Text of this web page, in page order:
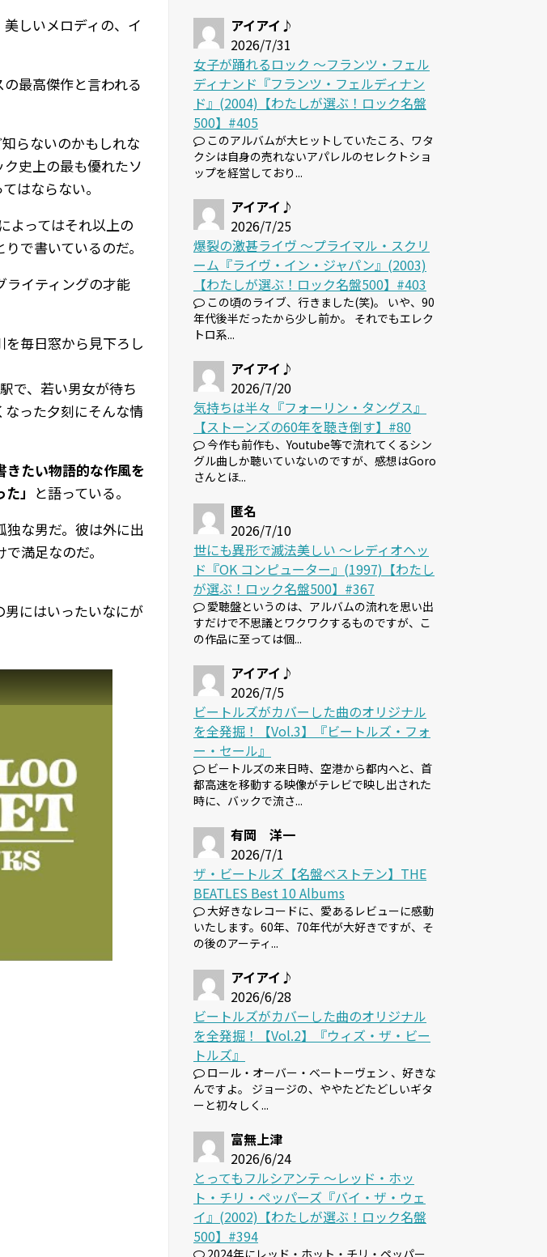
しいメロディの、イ
最高傑作と言われる
らないのかもしれな
史上の最も優れたソ
はならない。
よってはそれ以上の
で書いているのだ。
ライティングの才能
毎日窓から見下ろし
で、若い男女が待ち
った夕刻にそんな情
きたい物語的な作風を
」 と語っている。
な男だ。彼は外に出
満足なのだ。
にはいったいなにが
アイアイ♪
2026/7/31
女子が踊れるロック 〜フランツ・フェル
ディナンド『フランツ・フェルディナン
ド』(2004)【わたしが選ぶ！ロック名盤
500】#405
このアルバムが大ヒットしていたころ、ワタ
クシは自身の売れないアパレルのセレクトショ
ップを経営しており...
アイアイ♪
2026/7/25
爆裂の激甚ライヴ 〜プライマル・スクリ
ーム『ライヴ・イン・ジャパン』(2003)
【わたしが選ぶ！ロック名盤500】#403
この頃のライブ、行きました(笑)。 いや、90
年代後半だったから少し前か。 それでもエレク
トロ系...
アイアイ♪
2026/7/20
気持ちは半々『フォーリン・タングス』
【ストーンズの60年を聴き倒す】#80
今作も前作も、Youtube等で流れてくるシン
グル曲しか聴いていないのですが、感想はGoro
さんとほ...
匿名
2026/7/10
世にも異形で滅法美しい 〜レディオヘッ
ド『OK コンピューター』(1997)【わたし
が選ぶ！ロック名盤500】#367
愛聴盤というのは、アルバムの流れを思い出
すだけで不思議とワクワクするものですが、こ
の作品に至っては個...
アイアイ♪
2026/7/5
ビートルズがカバーした曲のオリジナル
を全発掘！【Vol.3】『ビートルズ・フォ
ー・セール』
ビートルズの来日時、空港から都内へと、首
都高速を移動する映像がテレビで映し出された
時に、バックで流さ...
有岡 洋一
2026/7/1
ザ・ビートルズ【名盤ベストテン】THE
BEATLES Best 10 Albums
大好きなレコードに、愛あるレビューに感動
いたします。60年、70年代が大好きですが、そ
の後のアーティ...
アイアイ♪
2026/6/28
ビートルズがカバーした曲のオリジナル
を全発掘！【Vol.2】『ウィズ・ザ・ビー
トルズ』
ロール・オーバー・ベートーヴェン 、好きな
んですよ。 ジョージの、ややたどたどしいギタ
ーと初々しく...
富無上津
2026/6/24
とってもフルシアンテ 〜レッド・ホッ
ト・チリ・ペッパーズ『バイ・ザ・ウェ
イ』(2002)【わたしが選ぶ！ロック名盤
500】#394
2024年にレッド・ホット・チリ・ペッパー